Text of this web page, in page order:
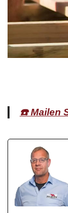
☎️ Mailen